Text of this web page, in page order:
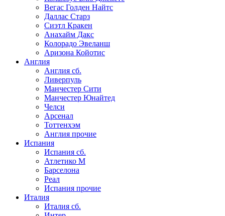
Вегас Голден Найтс
Даллас Старз
Сиэтл Кракен
Анахайм Дакс
Колорадо Эвеланш
Аризона Койотис
Англия
Англия сб.
Ливерпуль
Манчестер Сити
Манчестер Юнайтед
Челси
Арсенал
Тоттенхэм
Англия прочие
Испания
Испания сб.
Атлетико М
Барселона
Реал
Испания прочие
Италия
Италия сб.